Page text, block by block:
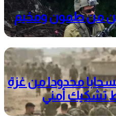
من طمون ومخيم
محدودا من غزة
تشكيك أمني